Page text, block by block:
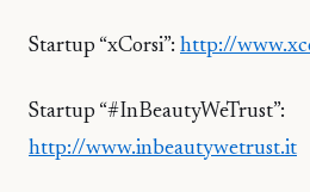
Startup “xCorsi”: http://
Startup “#InBeautyWeTrust”:
http://www.inbeautywetrust.it